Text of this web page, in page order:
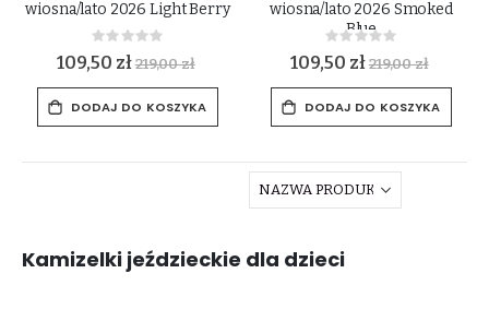
wiosna/lato 2026 Light Berry
Rating:
0%
109,50 zł219,00 zł
DODAJ DO KOSZYKA
wiosna/lato 2026 Smoked
Blue
Rating:
0%
109,50 zł219,00 zł
DODAJ DO KOSZYKA
Kamizelki jeździeckie dla dzieci